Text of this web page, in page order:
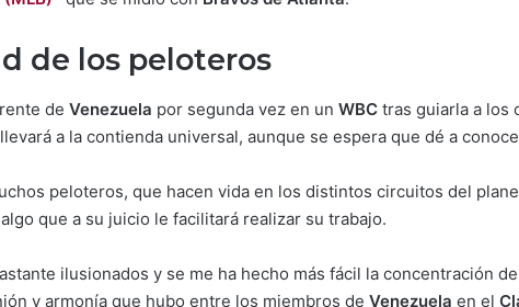
de los peloteros
de Venezuela por segunda vez en un WBC tras guiarla a los
a la contienda universal, aunque se espera que dé a
peloteros, que hacen vida en los distintos circuitos del
que a su juicio le facilitará realizar su trabajo.
ilusionados y se me ha hecho más fácil la concentración
y armonía que hubo entre los miembros de Venezuela en el